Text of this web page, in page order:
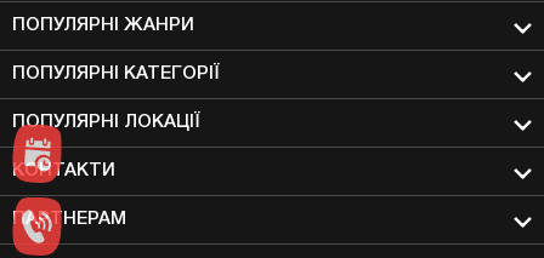
ПОПУЛЯРНІ ЖАНРИ
ПОПУЛЯРНІ КАТЕГОРІЇ
ПОПУЛЯРНІ ЛОКАЦІЇ
КОНТАКТИ
ПАРТНЕРАМ